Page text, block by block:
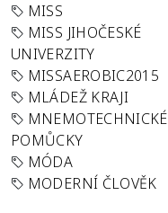
MISS
MISS JIHOČESKÉ
UNIVERZITY
MISSAEROBIC2015
MLÁDEŽ KRAJI
MNEMOTECHNICKÉ
POMŮCKY
MÓDA
MODERNÍ ČLOVĚK